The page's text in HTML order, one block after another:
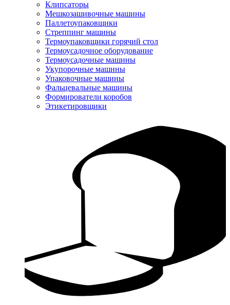
Клипсаторы
Мешкозашивочные машины
Паллетоупаковщики
Стреппинг машины
Термоупаковщики горячий стол
Термоусадочное оборудование
Термоусадочные машины
Укупорочные машины
Упаковочные машины
Фальцевальные машины
Формирователи коробов
Этикетировщики